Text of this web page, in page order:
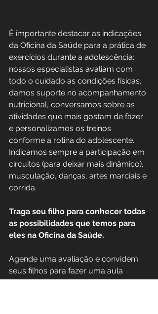
É importante destacar as indicações
da Oficina da Saúde para a prática de
exercícios durante a adolescência:
nossos especialistas avaliam com
todo o cuidado as condições físicas,
damos suporte no acompanhamento
nutricional, conversamos sobre as
atividades que mais gostam de fazer
e personalizamos os treinos
conforme a rotina do adolescente.
Indicamos sempre a participação em
circuitos (para deixar mais dinâmico),
musculação, danças, artes marciais e
corrida.
Traga seu filho para conhecer todas
as possibilidades que temos para
eles na Oficina da Saúde.
Agende uma avaliação e convidem
seus filhos para fazer uma aula